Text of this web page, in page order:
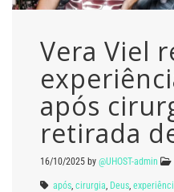
Vera Viel
após
retirada
16/10/2025 by @UHOST-admin
após cirurgia Deus